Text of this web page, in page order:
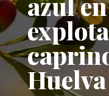
Huelva